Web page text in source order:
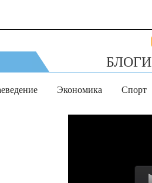
БЛОГИ
Экономика Спорт